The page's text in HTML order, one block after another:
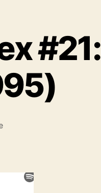
#21:
zu
Spandex